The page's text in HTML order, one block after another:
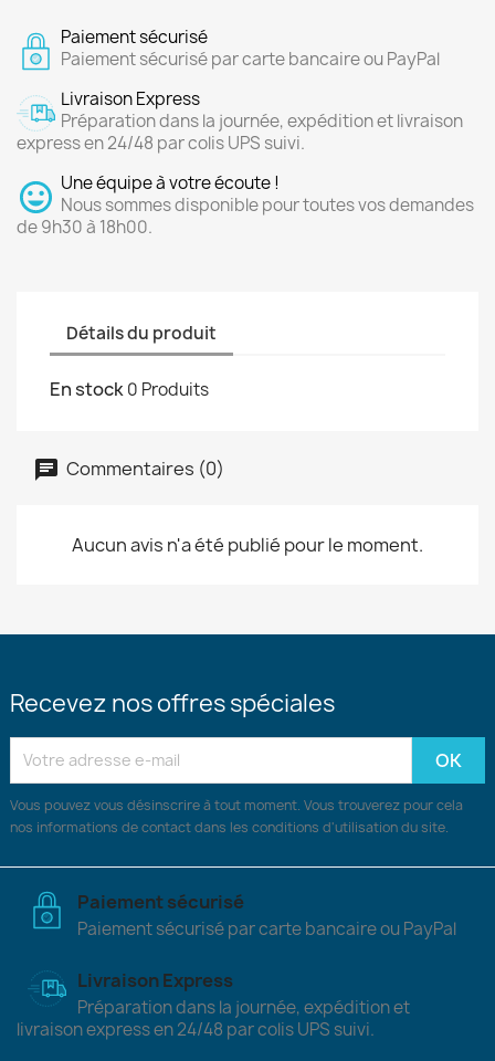
Paiement sécurisé
Paiement sécurisé par carte bancaire ou PayPal
Livraison Express
Préparation dans la journée, expédition et livraison
express en 24/48 par colis UPS suivi.
Une équipe à votre écoute !
Nous sommes disponible pour toutes vos demandes
de 9h30 à 18h00.
Détails du produit
En stock0 Produits
Commentaires (0)
Aucun avis n'a été publié pour le moment.
Recevez nos offres spéciales
Vous pouvez vous désinscrire à tout moment. Vous trouverez pour cela
nos informations de contact dans les conditions d'utilisation du site.
Paiement sécurisé
Paiement sécurisé par carte bancaire ou PayPal
Livraison Express
Préparation dans la journée, expédition et
livraison express en 24/48 par colis UPS suivi.